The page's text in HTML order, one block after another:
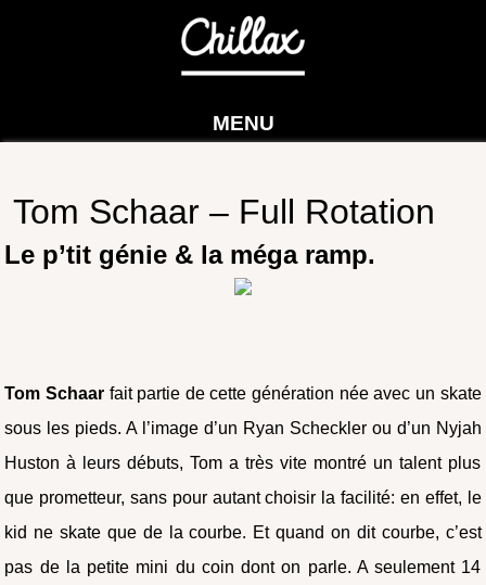
MENU
Tom Schaar – Full Rotation
Le p’tit génie & la méga ramp.
Tom Schaar fait partie de cette génération née avec un skate
sous les pieds. A l’image d’un Ryan Scheckler ou d’un Nyjah
Huston à leurs débuts, Tom a très vite montré un talent plus
que prometteur, sans pour autant choisir la facilité: en effet, le
kid ne skate que de la courbe. Et quand on dit courbe, c’est
pas de la petite mini du coin dont on parle. A seulement 14